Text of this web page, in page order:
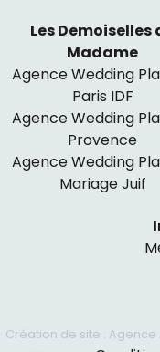
Les Demoiselles
Madame
Agence Wedding
Paris IDF
Agence Wedding
Provence
Agence Wedding
Mariage Juif
Création de site : Agence